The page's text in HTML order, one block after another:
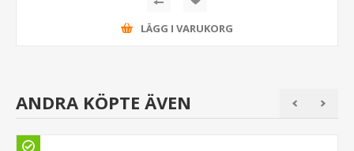
LÄGG I VARUKORG
ANDRA KÖPTE ÄVEN